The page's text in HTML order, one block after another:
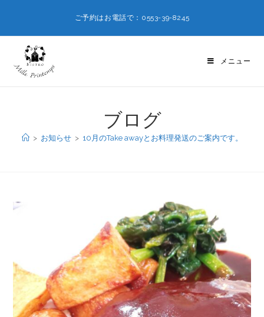
ご予約はお電話で：0553-39-8245
メニュー
ブログ
> お知らせ > 10月のTake awayとお料理発送のご案内です。